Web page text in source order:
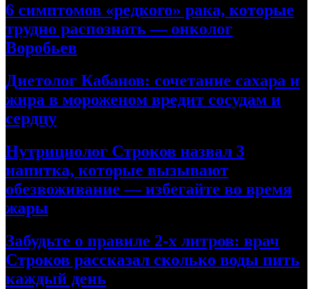
6 симптомов «редкого» рака, которые
трудно распознать — онколог
Воробьев
Диетолог Кабанов: сочетание сахара и
жира в мороженом вредит сосудам и
сердцу
Нутрициолог Строков назвал 3
напитка, которые вызывают
обезвоживание — избегайте во время
жары
Забудьте о правиле 2-х литров: врач
Строков рассказал сколько воды пить
каждый день